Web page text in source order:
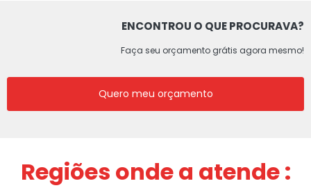
ENCONTROU O QUE PROCURAVA?
Faça seu orçamento grátis agora mesmo!
Quero meu orçamento
Regiões onde a atende :